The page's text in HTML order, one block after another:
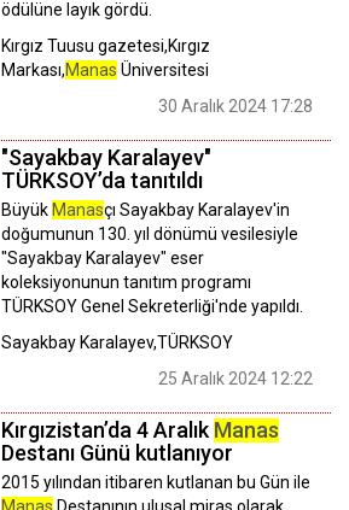
ödülüne layık gördü.
Kırgız Tuusu gazetesi,Kırgız
Markası,Manas Üniversitesi
30 Aralık 2024 17:28
"Sayakbay Karalayev"
TÜRKSOY’da tanıtıldı
Büyük Manasçı Sayakbay Karalayev'in
doğumunun 130. yıl dönümü vesilesiyle
"Sayakbay Karalayev" eser
koleksiyonunun tanıtım programı
TÜRKSOY Genel Sekreterliği'nde yapıldı.
Sayakbay Karalayev,TÜRKSOY
25 Aralık 2024 12:22
Kırgızistan’da 4 AralıkManas
Destanı Günü kutlanıyor
2015 yılından itibaren kutlanan bu Gün ile